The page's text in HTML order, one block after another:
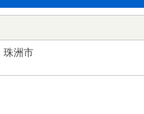
珠洲市